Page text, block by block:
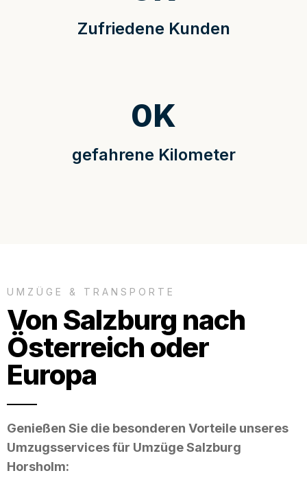
Zufriedene Kunden
gefahrene Kilometer
0K
UMZÜGE & TRANSPORTE
Von Salzburg nach
Österreich oder
Europa
Genießen Sie die besonderen Vorteile unseres
Umzugsservices für Umzüge Salzburg
Horsholm: